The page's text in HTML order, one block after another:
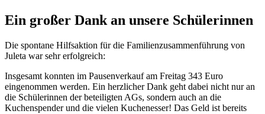
Ein großer Dank an unsere Schülerinnen
Die spontane Hilfsaktion für die Familienzusammenführung von
Juleta war sehr erfolgreich:
Insgesamt konnten im Pausenverkauf am Freitag 343 Euro
eingenommen werden. Ein herzlicher Dank geht dabei nicht nur an
die Schülerinnen der beteiligten AGs, sondern auch an die
Kuchenspender und die vielen Kuchenesser! Das Geld ist bereits